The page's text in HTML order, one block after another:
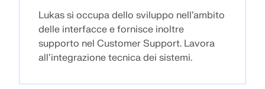
VERIFICA DELLE ZONE DI CARICO
Lukas si occupa dello sviluppo nell’ambito
delle interfacce e fornisce inoltre
supporto nel Customer Support. Lavora
all’integrazione tecnica dei sistemi.